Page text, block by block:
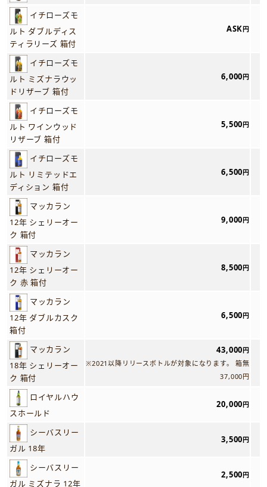
イチローズモ
ルト ダブルディス
ティラリーズ 箱付
ASK円
イチローズモ
ルト ミズナラウッ
ドリザーブ 箱付
6,000円
イチローズモ
ルト ワインウッド
リザーブ 箱付
5,500円
イチローズモ
ルト リミテッドエ
ディション 箱付
6,500円
マッカラン
12年 シェリーオー
ク 箱付
9,000円
マッカラン
12年 シェリーオー
ク 赤 箱付
8,500円
マッカラン
12年 ダブルカスク
箱付
6,500円
マッカラン
18年 シェリーオー
ク 箱付
43,000円
※2021以降リリースボトルが対象になります。 箱無
37,000円
ロイヤルハウ
スホールド
20,000円
シーバスリー
ガル 18年
3,500円
シーバスリー
ガル ミズナラ 12年
2,500円